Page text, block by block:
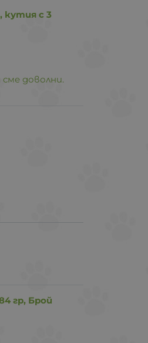
кутия с 3
доволни.
гр, Брой